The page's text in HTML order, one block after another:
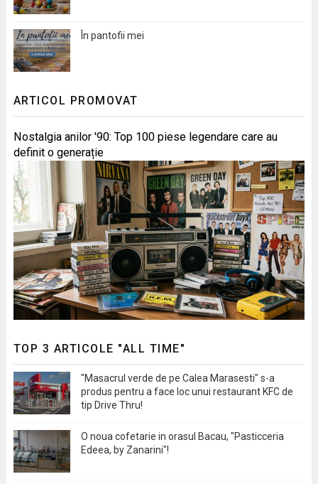
În pantofii mei
ARTICOL PROMOVAT
Nostalgia anilor '90: Top 100 piese legendare care au
definit o generație
TOP 3 ARTICOLE "ALL TIME"
"Masacrul verde de pe Calea Marasesti" s-a
produs pentru a face loc unui restaurant KFC de
tip Drive Thru!
O noua cofetarie in orasul Bacau, "Pasticceria
Edeea, by Zanarini"!